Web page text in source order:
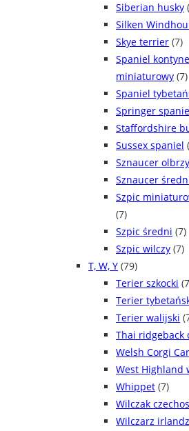
Siberian husky
Silken
Skye terrier (7)
Spaniel
miniaturowy (7)
Spaniel
Springer
Staffordshire
Sussex spaniel
Sznaucer
Sznaucer
Szpic
(7)
Szpic średni (7)
Szpic wilczy (7)
T, W, Y (79)
Terier szkocki
Terier
Terier walijski
Thai ridgeback
Welsh Corgi
West Highland
Whippet (7)
Wilczak
Wilczarz